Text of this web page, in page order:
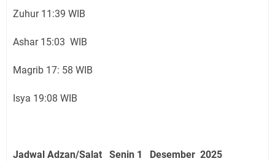
Zuhur 11:39 WIB
Ashar 15:03 WIB
Magrib 17: 58 WIB
Isya 19:08 WIB
Jadwal Adzan/Salat Senin 1 Desember 2025